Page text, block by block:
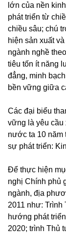
lớn của nền
phát triển từ
chiều sâu; chú
hiện sản xuất
ngành nghề
tiêu tốn ít năng
đẳng, minh
bền vững giữa
Các đại biểu
vững là yêu cầu
nước ta 10 năm
sự phát triển:
Để thực hiện
nghị Chính phủ
ngành, địa
2011 như:
hướng phát
2020; trình Thủ